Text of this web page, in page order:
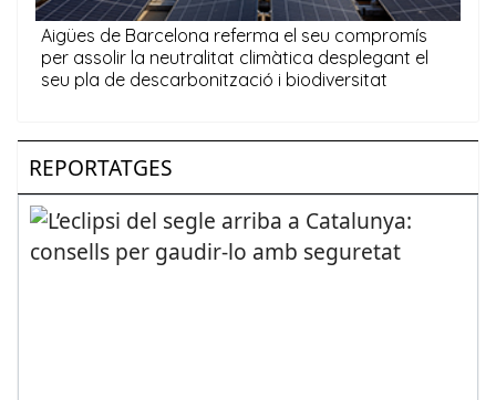
REPORTATGES